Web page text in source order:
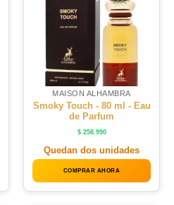
MAISON ALHAMBRA
Smoky Touch - 80 ml - Eau
de Parfum
$258.990
Quedan dos unidades
COMPRAR AHORA